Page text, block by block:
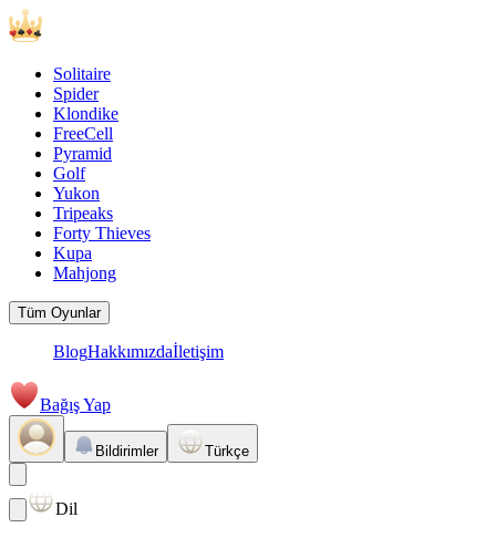
Solitaire
Spider
Klondike
FreeCell
Pyramid
Golf
Yukon
Tripeaks
Forty Thieves
Kupa
Mahjong
Tüm Oyunlar
BlogHakkımızdaİletişim
Bağış Yap
Bildirimler Türkçe
Dil